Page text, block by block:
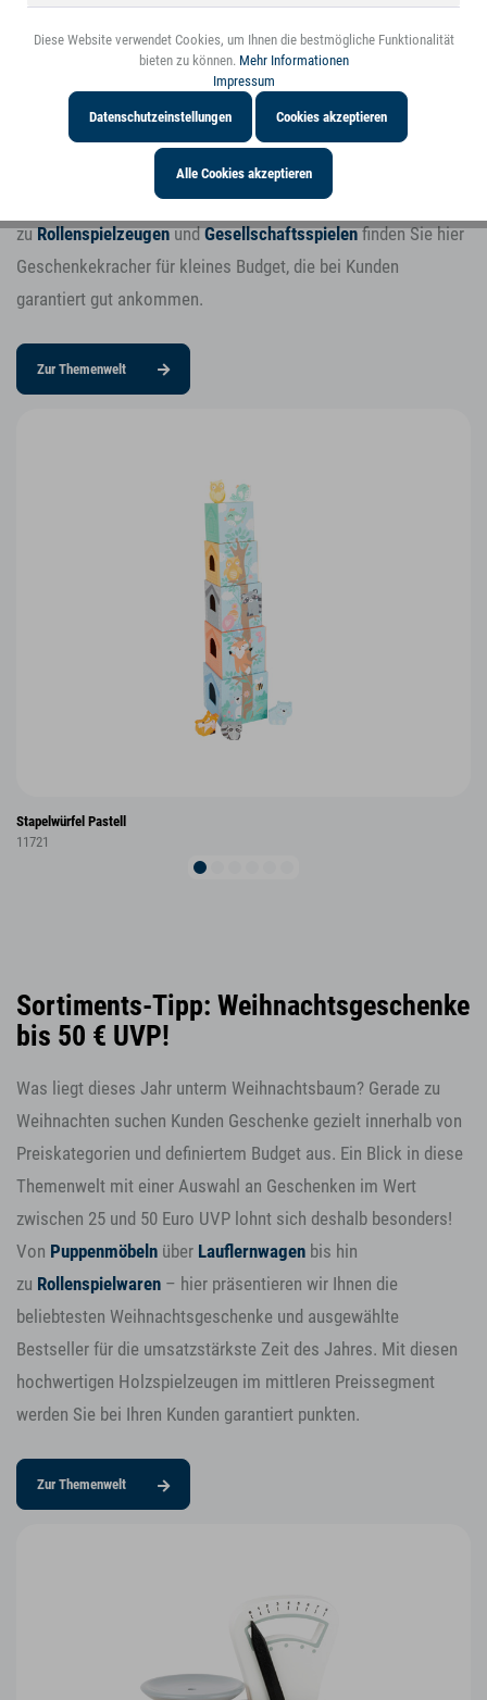
bis 25 € UVP!
Weihnachten steht vor der Tür und Endkunden suchen genau
jetzt nach geeigneten Weihnachtsgeschenken.
für die Jüngsten
Motorikspielwarenfür Kleinkinder bis hin
zuRollenspielzeugenundGesellschaftsspielenfinden Sie hier
Geschenkekracher für kleines Budget, die bei Kunden
garantiert gut ankommen.
Zur Themenwelt
Stapelwürfel Pastell
11721
Sortiments-Tipp: Weihnachtsgeschenke
bis 50 € UVP!
Was liegt dieses Jahr unterm Weihnachtsbaum? Gerade zu
Weihnachten suchen Kunden Geschenke gezielt innerhalb von
Preiskategorien und definiertem Budget aus. Ein Blick in diese
Themenwelt mit einer Auswahl an Geschenken im Wert
zwischen 25 und 50 Euro UVP lohnt sich deshalb besonders!
Von Puppenmöbeln über Lauflernwagen bis hin
zu Rollenspielwaren – hier präsentieren wir Ihnen die
beliebtesten Weihnachtsgeschenke und ausgewählte
Bestseller für die umsatzstärkste Zeit des Jahres. Mit diesen
hochwertigen Holzspielzeugen im mittleren Preissegment
werden Sie bei Ihren Kunden garantiert punkten.
Zur Themenwelt
Personalisierung Inaktiv
Diese Website verwendet Cookies, um Ihnen die bestmögliche Funktionalität
bieten zu können. Mehr Informationen
Impressum
Datenschutzeinstellungen Cookies akzeptieren
Alle Cookies akzeptieren